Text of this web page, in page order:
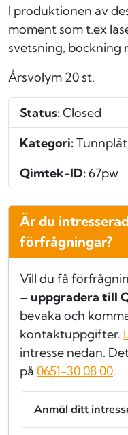
I produktionen av
moment som t.ex
svetsning, bockning
Årsvolym 20 st.
Status:Closed
Kategori:
Qimtek-ID:67pw
Är du
förfrågningar?
Vill du få
– uppgradera till
bevaka och
kontaktuppgifter.
intresse nedan.
på 0651-30 08 00.
Anmäl ditt